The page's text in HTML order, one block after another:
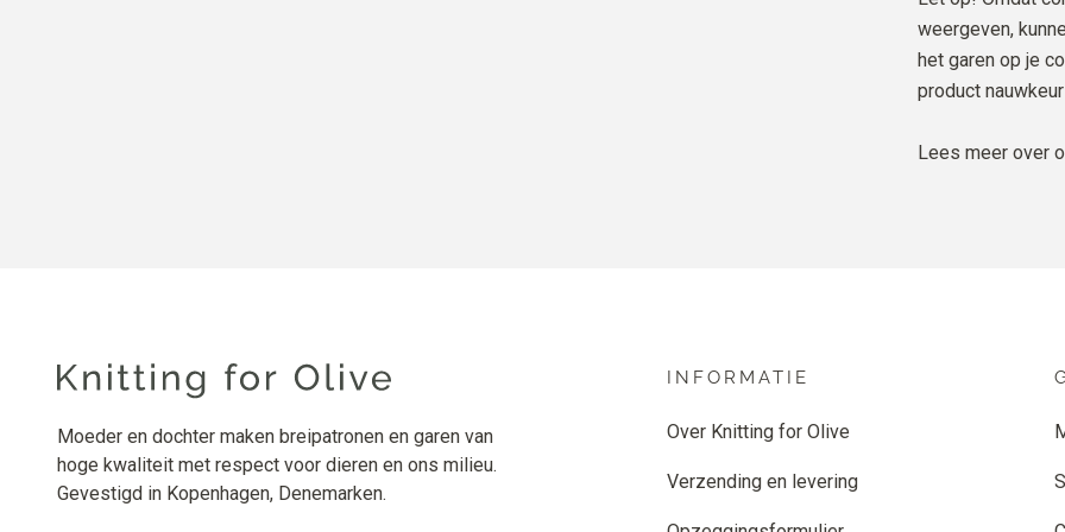
weergeven,
het garen op je
product
Lees meer over
Moeder en dochter maken breipatronen en garen van
hoge kwaliteit met respect voor dieren en ons milieu.
Gevestigd in Kopenhagen, Denemarken.
INFORMATIE
Over Knitting for Olive
Verzending en levering